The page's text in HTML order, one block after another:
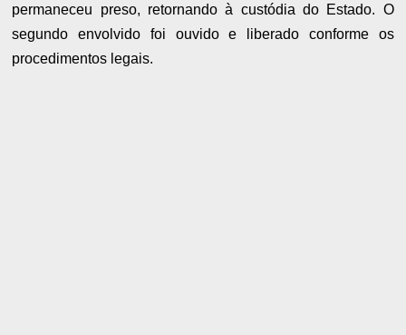
permaneceu preso, retornando à custódia do Estado. O
segundo envolvido foi ouvido e liberado conforme os
procedimentos legais.